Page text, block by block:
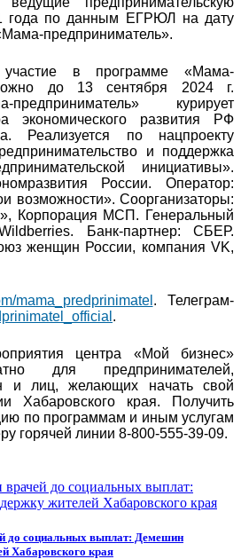
года по данным ЕГРЮЛ на дату
предприниматель».
в программе «Мама-
до 13 сентября 2024 г.
курирует
экономического развития РФ
Реализуется по нацпроекту
и поддержка
инициативы».
России. Оператор:
возможности». Соорганизаторы:
Корпорация МСП. Генеральный
Банк-партнер: СБЕР.
женщин России, компания VK,
mama_predprinimatel . Телеграм-
.
центра «Мой бизнес»
для предпринимателей,
и лиц, желающих начать свой
Хабаровского края. Получить
по программам и иным услугам
горячей линии 8-800-555-39-09.
до социальных выплат: Демешин
Хабаровского края